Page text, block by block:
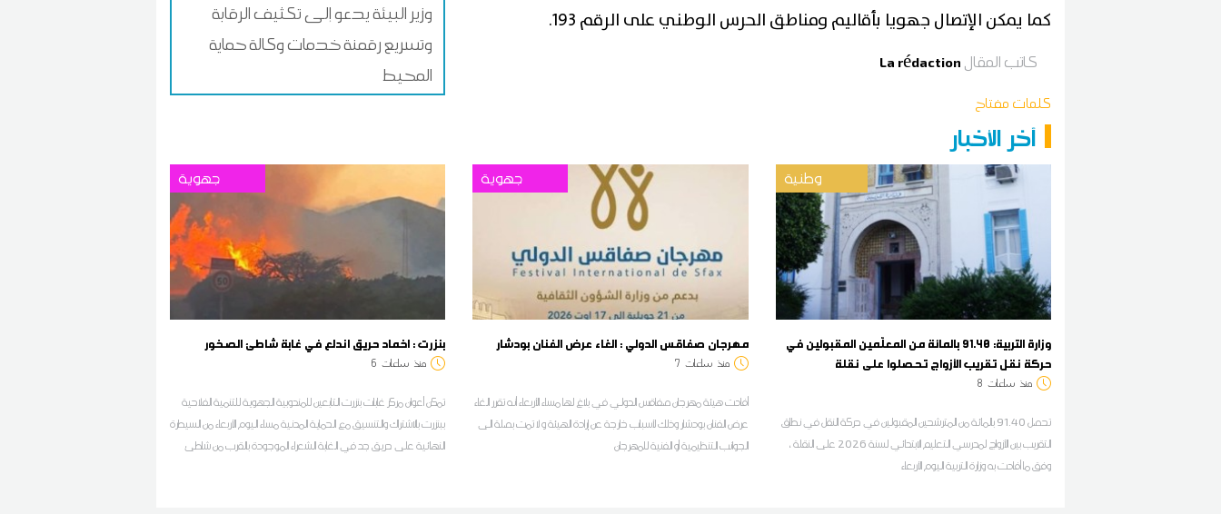
وزير البيئة يدعو إلى تكثيف الرقابة
وتسريع رقمنة خدمات وكالة حماية
المحيط
كما يمكن الإتصال جهويا بأقاليم ومناطق الحرس الوطني على الرقم 193
.
كاتب المقال La rédaction
كلمات مفتاح
آخر الأخبار
جهوية
بنزرت : اخماد حريق اندلع في غابة شاطئ الصخور
منذ ساعات 6
تمكن أعوان مركز غابات بنزرت التابعين للمندوبية الجهوية للتنمية الفلاحية
ببنزرت بالاشتراك والتنسيق مع الحماية المدنية مساء اليوم الأربعاء من السيطرة
النهائية على حريق جد في الغابة الشعراء الموجودة بالقرب من شاطئ
جهوية
مهرجان صفاقس الدولي : الغاء عرض الفنان بودشار
منذ ساعات 7
أفادت هيئة مهرجان صفاقس الدولي في بلاغ لها مساء الأربعاء أنه تقرر الغاء
عرض الفنان بودشار وذلك لأسباب خارجة عن إرادة الهيئة و لا تمت بصلة الى
الجوانب التنظيمية أو الفنية للمهرجان
وطنية
وزارة التربية: 91.40 بالمائة من المعلّمين المقبولين في
حركة نقل تقريب الأزواج تحصلوا على نقلة
منذ ساعات 8
تحصل 91.40 بالمائة من المترشحين المقبولين في حركة النقل في نطاق
التقريب بين الأزواج لمدرسي التعليم الابتدائي لسنة 2026 على النقلة ،
وفق ما أفادت به وزارة التربية اليوم الأربعاء